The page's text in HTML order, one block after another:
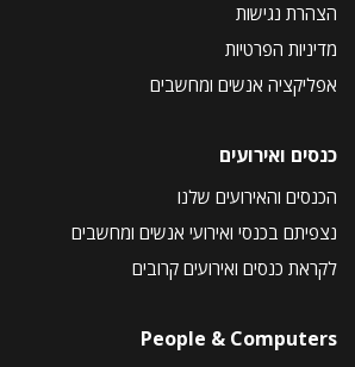
הצהרת נגישות
מדיניות הפרטיות
אפליקציה אנשים ומחשבים
כנסים ואירועים
הכנסים והאירועים שלנו
נצפיתם בכנסי ואירועי אנשים ומחשבים
לקראת כנסים ואירועים קרובים
People & Computers